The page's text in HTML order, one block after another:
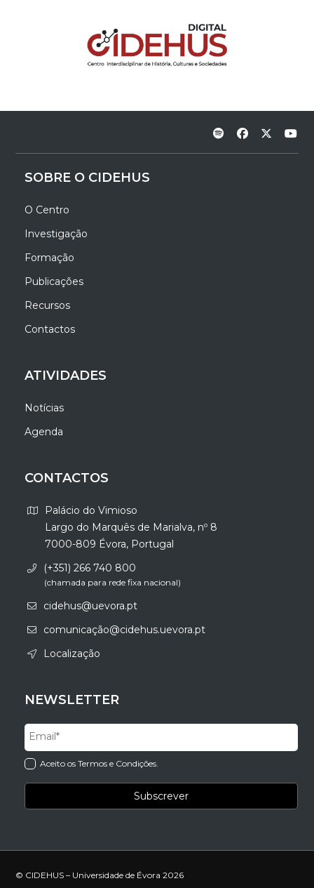
SOBRE O CIDEHUS
O Centro
Investigação
Formação
Publicações
Recursos
Contactos
ATIVIDADES
Notícias
Agenda
CONTACTOS
Palácio do Vimioso
Largo do Marquês de Marialva, nº 8
7000-809 Évora, Portugal
(+351) 266 740 800
(chamada para rede fixa nacional)
cidehus@uevora.pt
comunicação@cidehus.uevora.pt
Localização
NEWSLETTER
Aceito os Termos e Condições.
© CIDEHUS – Universidade de Évora 2026